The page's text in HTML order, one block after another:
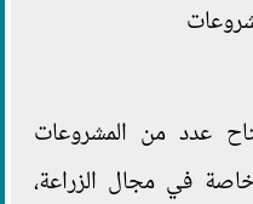
عدد من المشروعات
في مجال الزراعة،